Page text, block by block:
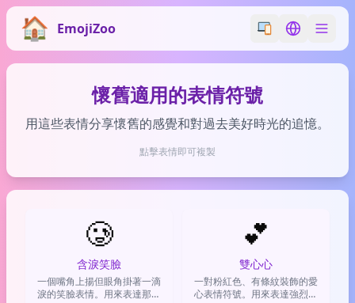
EmojiZoo Switch emoji
Switch
懷舊適用的表情符號
用這些表情分享懷舊的感覺和對過去美好時光的追憶。
點擊表情即可複製
🥲
含淚笑臉
一個嘴角上揚但眼角掛著一滴
淚的笑臉表情。用來表達那種
💕
雙心心
一對粉紅色、有條紋裝飾的愛
心表情符號。用來表達強烈的